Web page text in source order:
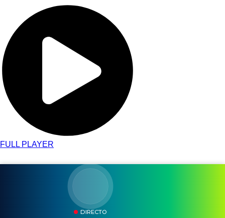
FULL PLAYER
DIRECTO